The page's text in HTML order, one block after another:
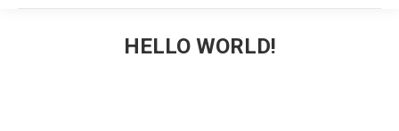
HELLO WORLD!